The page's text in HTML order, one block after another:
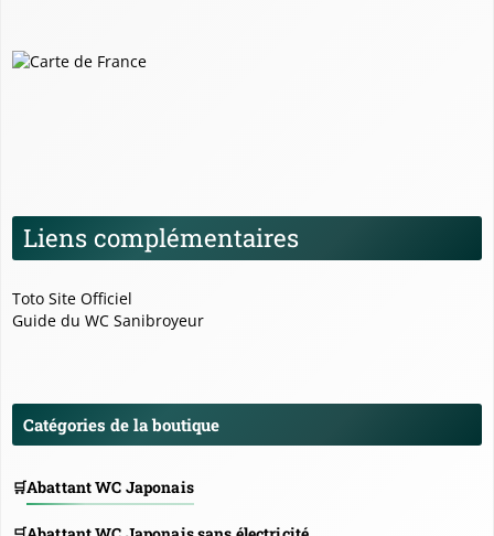
Liens complémentaires
Toto Site Officiel
Guide du WC Sanibroyeur
Catégories de la boutique
Abattant WC Japonais